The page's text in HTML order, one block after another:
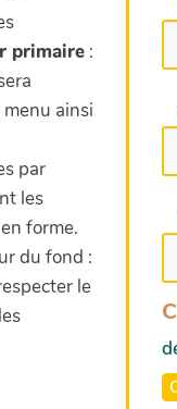
primaire:
ainsi
par
les
forme.
du fond :
le